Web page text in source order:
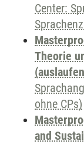
Center:
Theorie
ohne CPs)
and